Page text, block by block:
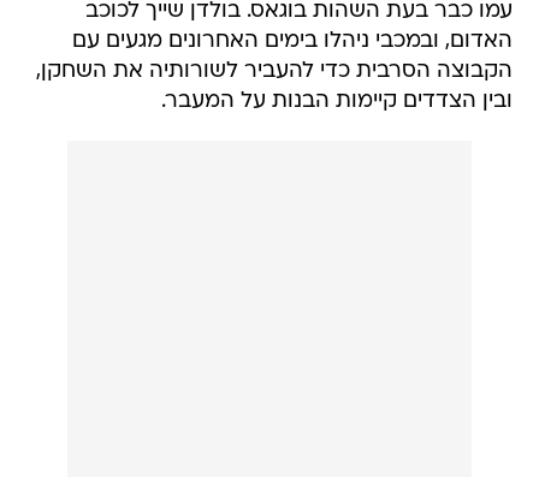
עמו כבר בעת השהות בוגאס. בולדן שייך לכוכב
האדום, ובמכבי ניהלו בימים האחרונים מגעים עם
הקבוצה הסרבית כדי להעביר לשורותיה את השחקן,
ובין הצדדים קיימות הבנות על המעבר.